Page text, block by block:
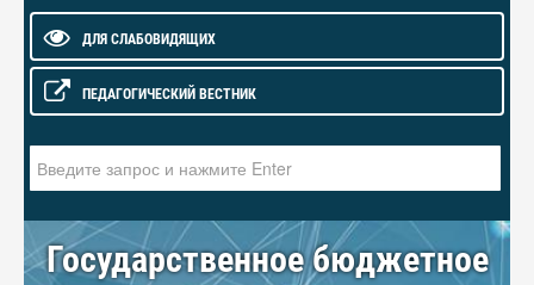
ДЛЯ СЛАБОВИДЯЩИХ
ПЕДАГОГИЧЕСКИЙ ВЕСТНИК
Государственное бюджетное